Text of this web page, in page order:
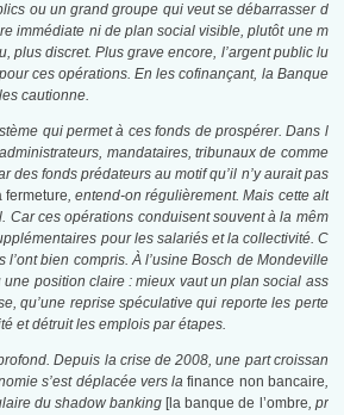
ou un grand groupe qui veut se débarrasser d
immédiate ni de plan social visible, plutôt une m
plus discret. Plus grave encore, l’argent public lu
ces opérations. En les cofinançant, la Banque
cautionne.
qui permet à ces fonds de prospérer. Dans l
mandataires, tribunaux de comme
des fonds prédateurs au motif qu’il n’y aurait pas
fermeture, entend-on régulièrement. Mais cette alt
Car ces opérations conduisent souvent à la mêm
pour les salariés et la collectivité. C
l’ont bien compris. À l’usine Bosch de Mondeville
position claire : mieux vaut un plan social ass
qu’une reprise spéculative qui reporte les perte
et détruit les emplois par étapes.
Depuis la crise de 2008, une part croissan
s’est déplacée vers lafinance non bancaire,
du shadow banking [la banque de l’ombre, pr